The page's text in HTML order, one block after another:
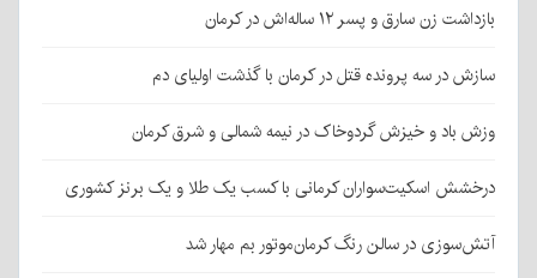
بازداشت زن سارق و پسر ۱۲ ساله‌اش در کرمان
سازش در سه پرونده قتل در کرمان با گذشت اولیای دم
وزش باد و خیزش گردوخاک در نیمه شمالی و شرق کرمان
درخشش اسکیت‌سواران کرمانی با کسب یک طلا و یک برنز کشوری
آتش‌سوزی در سالن رنگ کرمان‌موتور بم مهار شد